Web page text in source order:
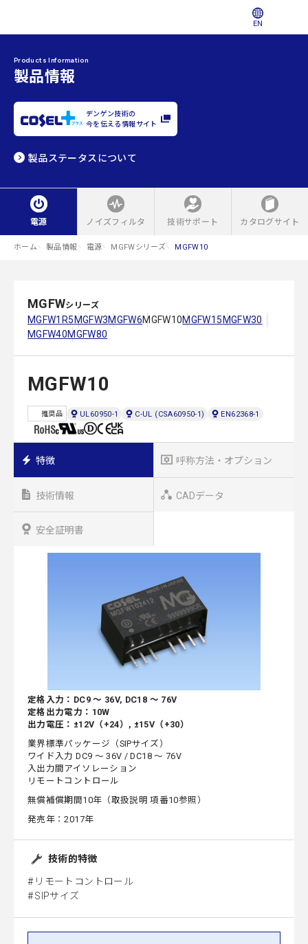
EN
Products Information
製品情報
デンゲン技術の
今を伝える情報サイト
製品ステータスについて
電源 ノイズフィルタ 技術サポート カタログサイト
ホーム 製品情報 電源 MGFWシリーズ MGFW10
MGFWシリーズ
MGFW1R5 MGFW3MGFW6MGFW10MGFW15 MGFW30
MGFW40MGFW80
MGFW10
推奨品 UL60950-1 C-UL (CSA60950-1) EN62368-1
特徴 呼称方法・オプション
技術情報 CADデータ
安全証明書
定格入力：DC9 ～ 36V, DC18 ～ 76V
定格出力電力：10W
出力電圧：±12V（+24）, ±15V（+30）
業界標準パッケージ（SIPサイズ）
ワイド入力 DC9 ～ 36V / DC18 ～ 76V
入出力間アイソレーション
リモートコントロール
無償補償期間10年（取扱説明 項番10参照）
発売年：2017年
技術的特徴
リモートコントロール
SIPサイズ